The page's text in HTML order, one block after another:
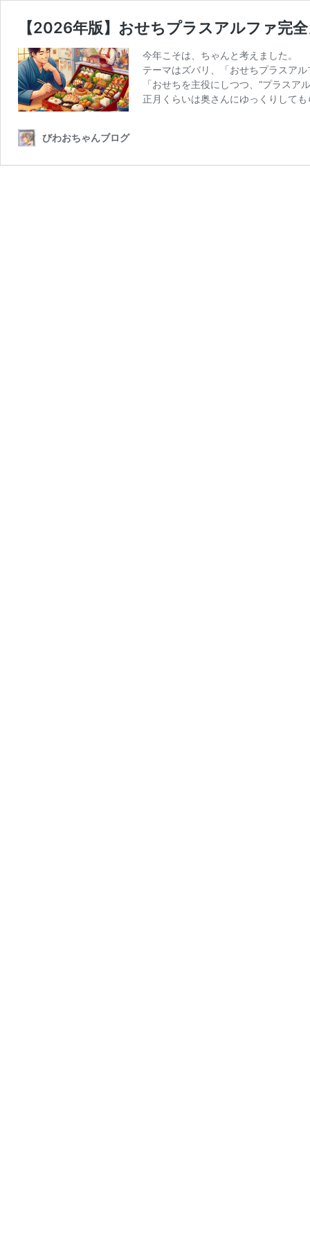
【2026年版】おせちプラスアルファ完
今年こそは、ちゃんと考えました。
テーマはズバリ、「おせちプラスアル
「おせちを主役にしつつ、“プラスア
正月くらいは奥さんにゆっくりして
びわおちゃんブログ